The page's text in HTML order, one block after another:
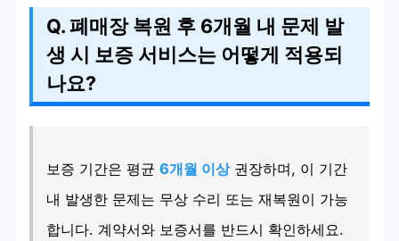
Q. 폐매장 복원 후 6개월 내 문제 발
생 시 보증 서비스는 어떻게 적용되
나요?
보증 기간은 평균6개월 이상권장하며, 이 기간
내 발생한 문제는 무상 수리 또는 재복원이 가능
합니다. 계약서와 보증서를 반드시 확인하세요.